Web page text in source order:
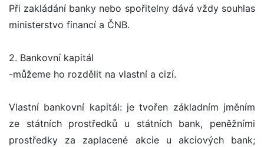
Při zakládání banky nebo spořitelny dává vždy souhlas
ministerstvo financí a ČNB.
2. Bankovní kapitál
-můžeme ho rozdělit na vlastní a cizí.
Vlastní bankovní kapitál: je tvořen základním jměním
ze státních prostředků u státních bank, peněžními
prostředky za zaplacené akcie u akciových bank;